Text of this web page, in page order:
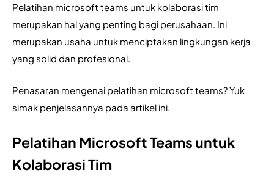
Pelatihan microsoft teams untuk kolaborasi tim
merupakan hal yang penting bagi perusahaan. Ini
merupakan usaha untuk menciptakan lingkungan kerja
yang solid dan profesional.
Penasaran mengenai pelatihan microsoft teams? Yuk
simak penjelasannya pada artikel ini.
Pelatihan Microsoft Teams untuk
Kolaborasi Tim